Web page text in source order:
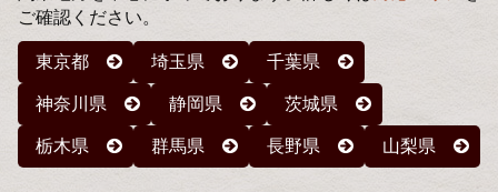
ご確認ください。
東京都 埼玉県 千葉県
神奈川県 静岡県 茨城県
栃木県 群馬県 長野県 山梨県